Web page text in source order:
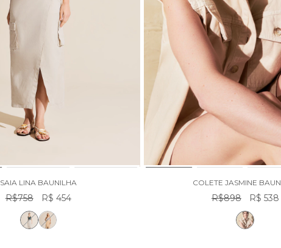
SAIA LINA BAUNILHA
R$758 R$ 454
COLETE JASMINE
R$898 R$ 538